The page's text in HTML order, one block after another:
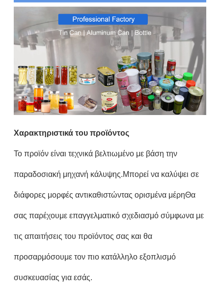
Χαρακτηριστικά του προϊόντος
Το προϊόν είναι τεχνικά βελτιωμένο με βάση την
παραδοσιακή μηχανή κάλυψης.Μπορεί να καλύψει σε
διάφορες μορφές αντικαθιστώντας ορισμένα μέρηΘα
σας παρέχουμε επαγγελματικό σχεδιασμό σύμφωνα με
τις απαιτήσεις του προϊόντος σας και θα
προσαρμόσουμε τον πιο κατάλληλο εξοπλισμό
συσκευασίας για εσάς.